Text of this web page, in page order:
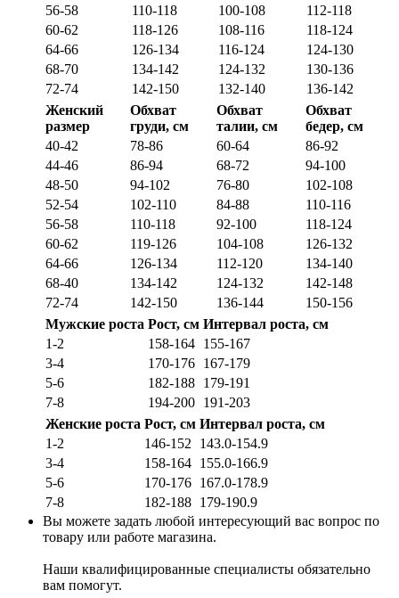
56-58
110-118 100-108
112-118
60-62
118-126 108-116
118-124
64-66
126-134 116-124
124-130
68-70
134-142 124-132
130-136
72-74
142-150 132-140
136-142
Женский
размер
Обхват
груди, см
Обхват
талии, см
Обхват
бедер, см
40-42
78-86 60-64
86-92
44-46
86-94 68-72
94-100
48-50
94-102 76-80
102-108
52-54
102-110 84-88
110-116
56-58
110-118 92-100
118-124
60-62
119-126 104-108
126-132
64-66
126-134 112-120
134-140
68-40
134-142 124-132
142-148
72-74
142-150 136-144
150-156
Мужские роста Рост, см Интервал роста, см
1-2
158-164 155-167
3-4
170-176 167-179
5-6
182-188 179-191
7-8
194-200 191-203
Женские роста Рост, см Интервал роста, см
1-2
146-152 143.0-154.9
3-4
158-164 155.0-166.9
5-6
170-176 167.0-178.9
7-8
182-188 179-190.9
Вы можете задать любой интересующий вас вопрос по
товару или работе магазина.
Наши квалифицированные специалисты обязательно
вам помогут.